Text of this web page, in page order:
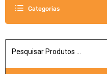
Categorias